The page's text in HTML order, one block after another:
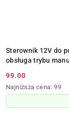
Sterownik 12V do
obsługa trybu
Cena
promocyjna:
99.00
Najniższa
cena
z
Najniższa cena: 99